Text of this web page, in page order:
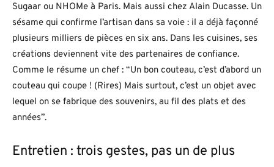
Sugaar ou NHOMe à Paris. Mais aussi chez Alain Ducasse. Un
sésame qui confirme l’artisan dans sa voie : il a déjà façonné
plusieurs milliers de pièces en six ans. Dans les cuisines, ses
créations deviennent vite des partenaires de confiance.
Comme le résume un chef : “Un bon couteau, c’est d’abord un
couteau qui coupe ! (Rires) Mais surtout, c’est un objet avec
lequel on se fabrique des souvenirs, au fil des plats et des
années”.
Entretien : trois gestes, pas un de plus